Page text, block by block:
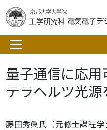
量子通信に応
テラヘルツ光源
藤田秀眞氏（元修士課程